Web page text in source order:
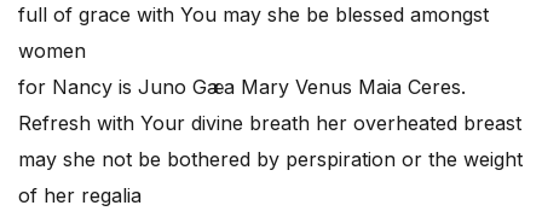
full of grace with You may she be blessed amongst
women
for Nancy is Juno Gæa Mary Venus Maia Ceres.
Refresh with Your divine breath her overheated breast
may she not be bothered by perspiration or the weight
of her regalia